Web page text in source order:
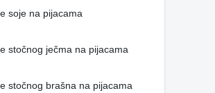
soje na pijacama
stočnog ječma na pijacama
stočnog brašna na pijacama